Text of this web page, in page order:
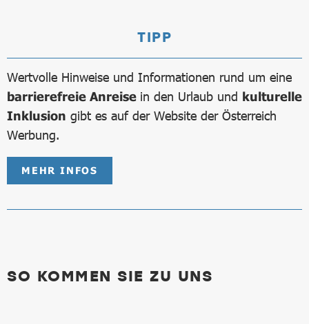
TIPP
Wertvolle Hinweise und Informationen rund um eine
barrierefreie Anreise in den Urlaub und kulturelle
Inklusion gibt es auf der Website der Österreich
Werbung.
MEHR INFOS
SO KOMMEN SIE ZU UNS